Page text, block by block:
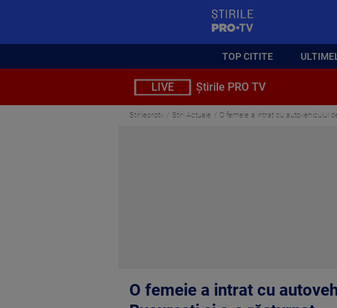
TOP CITITE
LIVE Știrile PRO TV
Stirileprotv Știri Actuale O femeie a intrat cu autovehiculul
O femeie a intrat cu